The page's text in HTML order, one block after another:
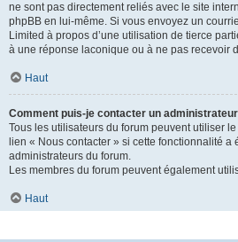
ne sont pas directement reliés avec le site
phpBB en lui-même. Si vous envoyez un
Limited à propos d’une utilisation de tierce
à une réponse laconique ou à ne pas recevoir
Haut
Comment puis-je contacter un
Tous les utilisateurs du forum peuvent utiliser
lien « Nous contacter » si cette fonctionnalité a
administrateurs du forum.
Les membres du forum peuvent également
Haut